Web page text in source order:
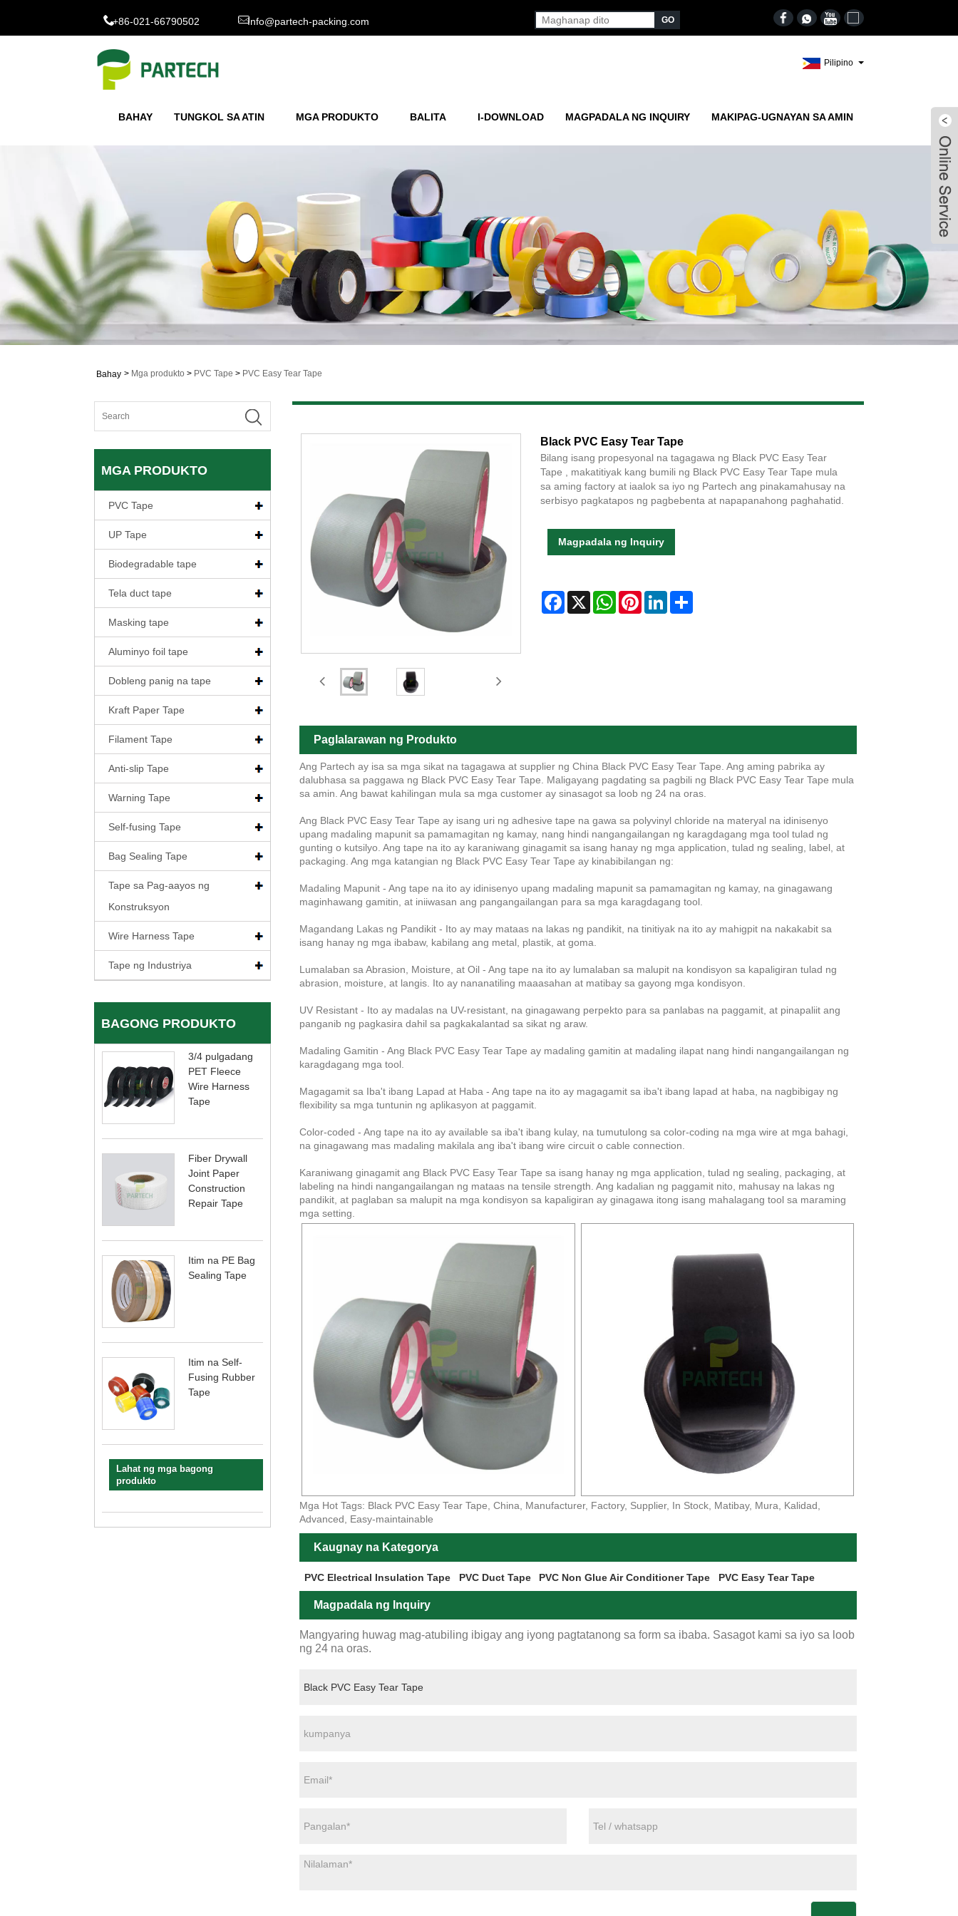
+86-021-66790502 Info@partech-packing.com
Pilipino
BAHAY TUNGKOL SA ATIN MGA PRODUKTO BALITA I-DOWNLOAD MAGPADALA NG INQUIRY MAKIPAG-UGNAYAN SA AMIN
Bahay > Mga produkto > PVC Tape > PVC Easy Tear Tape
MGA PRODUKTO
PVC Tape
UP Tape
Biodegradable tape
Tela duct tape
Masking tape
Aluminyo foil tape
Dobleng panig na tape
Kraft Paper Tape
Filament Tape
Anti-slip Tape
Warning Tape
Self-fusing Tape
Bag Sealing Tape
Tape sa Pag-aayos ng
Konstruksyon
Wire Harness Tape
Tape ng Industriya
BAGONG PRODUKTO
3/4 pulgadang
PET Fleece
Wire Harness
Tape
Fiber Drywall
Joint Paper
Construction
Repair Tape
Itim na PE Bag
Sealing Tape
Itim na Self-
Fusing Rubber
Tape
Lahat ng mga bagong
produkto
Black PVC Easy Tear Tape
Bilang isang propesyonal na tagagawa ng Black PVC Easy Tear
Tape , makatitiyak kang bumili ng Black PVC Easy Tear Tape mula
sa aming factory at iaalok sa iyo ng Partech ang pinakamahusay na
serbisyo pagkatapos ng pagbebenta at napapanahong paghahatid.
Magpadala ng Inquiry
Facebook
X WhatsAppPinterestLinkedInShare
Paglalarawan ng Produkto
Ang Partech ay isa sa mga sikat na tagagawa at supplier ng China Black PVC Easy Tear Tape. Ang aming pabrika ay
dalubhasa sa paggawa ng Black PVC Easy Tear Tape. Maligayang pagdating sa pagbili ng Black PVC Easy Tear Tape mula
sa amin. Ang bawat kahilingan mula sa mga customer ay sinasagot sa loob ng 24 na oras.
Ang Black PVC Easy Tear Tape ay isang uri ng adhesive tape na gawa sa polyvinyl chloride na materyal na idinisenyo
upang madaling mapunit sa pamamagitan ng kamay, nang hindi nangangailangan ng karagdagang mga tool tulad ng
gunting o kutsilyo. Ang tape na ito ay karaniwang ginagamit sa isang hanay ng mga application, tulad ng sealing, label, at
packaging. Ang mga katangian ng Black PVC Easy Tear Tape ay kinabibilangan ng:
Madaling Mapunit - Ang tape na ito ay idinisenyo upang madaling mapunit sa pamamagitan ng kamay, na ginagawang
maginhawang gamitin, at iniiwasan ang pangangailangan para sa mga karagdagang tool.
Magandang Lakas ng Pandikit - Ito ay may mataas na lakas ng pandikit, na tinitiyak na ito ay mahigpit na nakakabit sa
isang hanay ng mga ibabaw, kabilang ang metal, plastik, at goma.
Lumalaban sa Abrasion, Moisture, at Oil - Ang tape na ito ay lumalaban sa malupit na kondisyon sa kapaligiran tulad ng
abrasion, moisture, at langis. Ito ay nananatiling maaasahan at matibay sa gayong mga kondisyon.
UV Resistant - Ito ay madalas na UV-resistant, na ginagawang perpekto para sa panlabas na paggamit, at pinapaliit ang
panganib ng pagkasira dahil sa pagkakalantad sa sikat ng araw.
Madaling Gamitin - Ang Black PVC Easy Tear Tape ay madaling gamitin at madaling ilapat nang hindi nangangailangan ng
karagdagang mga tool.
Magagamit sa Iba't ibang Lapad at Haba - Ang tape na ito ay magagamit sa iba't ibang lapad at haba, na nagbibigay ng
flexibility sa mga tuntunin ng aplikasyon at paggamit.
Color-coded - Ang tape na ito ay available sa iba't ibang kulay, na tumutulong sa color-coding na mga wire at mga bahagi,
na ginagawang mas madaling makilala ang iba't ibang wire circuit o cable connection.
Karaniwang ginagamit ang Black PVC Easy Tear Tape sa isang hanay ng mga application, tulad ng sealing, packaging, at
labeling na hindi nangangailangan ng mataas na tensile strength. Ang kadalian ng paggamit nito, mahusay na lakas ng
pandikit, at paglaban sa malupit na mga kondisyon sa kapaligiran ay ginagawa itong isang mahalagang tool sa maraming
mga setting.
Mga Hot Tags: Black PVC Easy Tear Tape, China, Manufacturer, Factory, Supplier, In Stock, Matibay, Mura, Kalidad,
Advanced, Easy-maintainable
Kaugnay na Kategorya
PVC Electrical Insulation Tape PVC Duct Tape PVC Non Glue Air Conditioner Tape PVC Easy Tear Tape
Magpadala ng Inquiry
Mangyaring huwag mag-atubiling ibigay ang iyong pagtatanong sa form sa ibaba. Sasagot kami sa iyo sa loob
ng 24 na oras.